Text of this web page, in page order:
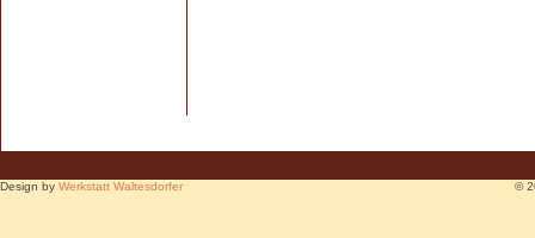
Design by Werkstatt Waltesdorfer ©